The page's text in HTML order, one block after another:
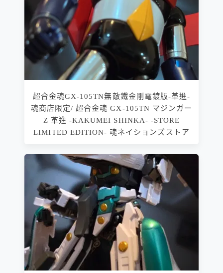
超合金魂GX-105TN無敵鐵金剛電鍍版-革進-
魂商店限定/ 超合金魂 GX-105TN マジンガー
Z 革進 -KAKUMEI SHINKA- -STORE
LIMITED EDITION- 魂ネイションズストア